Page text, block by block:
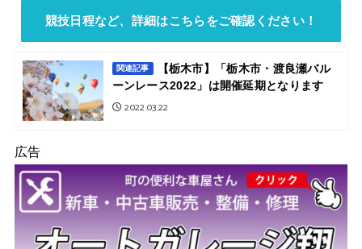
競技日程など、詳細はこちらをご確認ください！
関連記事
【栃木市】「栃木市・渡良瀬バル
ーンレース2022」は開催延期となります
2022.03.22
広告